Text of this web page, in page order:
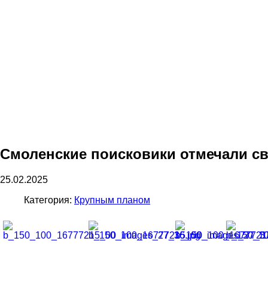
Смоленские поисковики отмечали
25.02.2025
Категория: Крупным планом